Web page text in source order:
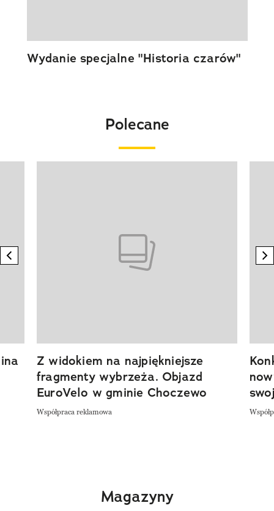
Wydanie specjalne "Historia czarów"
Polecane
previous element
Z widokiem na najpiękniejsze
fragmenty wybrzeża. Objazd
EuroVelo w gminie Choczewo
Współpraca reklamowa
Magazyny